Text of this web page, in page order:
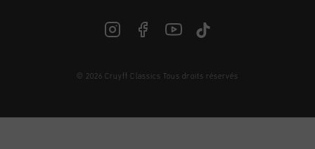
FR | € EUR
© 2026 Cruyff Classics Tous droits réservés